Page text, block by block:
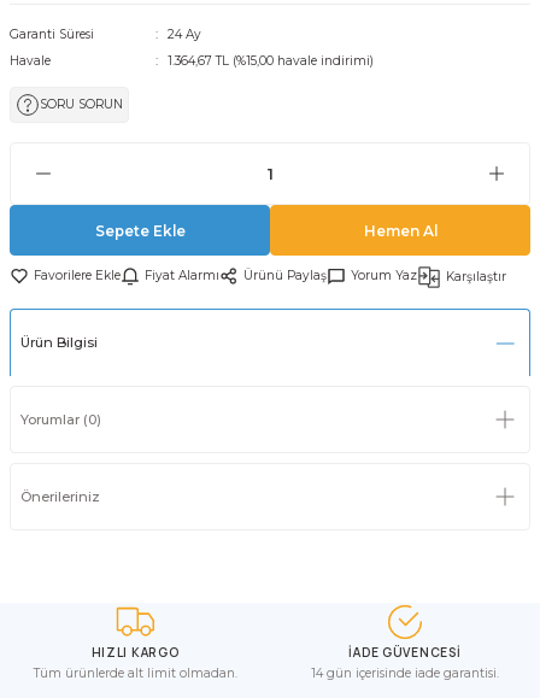
Garanti Süresi
24 Ay
Havale
1.364,67 TL (%15,00 havale indirimi)
SORU SORUN
Sepete Ekle Hemen Al
Fiyat Alarmı Ürünü Paylaş Yorum Yaz Karşılaştır
Ürün Bilgisi
Yorumlar (0)
Önerileriniz
HIZLI KARGO
Tüm ürünlerde alt limit olmadan.
İADE GÜVENCESİ
14 gün içerisinde iade garantisi.